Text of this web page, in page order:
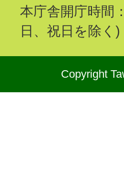
本庁舎開庁時間
日、祝日を除く)
Copyright